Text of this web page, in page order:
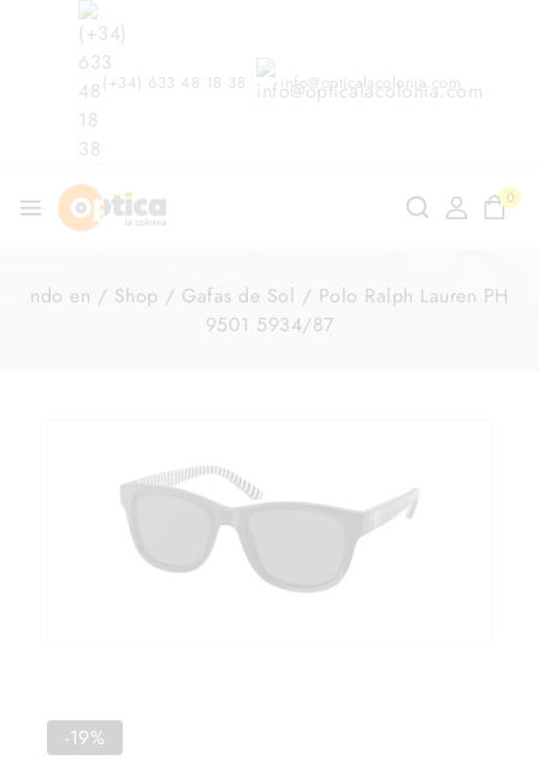
(+34) 633 48 18 38 info@opticalacolonia.com
0
ndo en / Shop / Gafas de Sol / Polo Ralph Lauren PH
9501 5934/87
-19%